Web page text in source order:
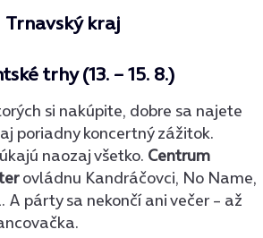
Trnavský kraj
trhy (13. – 15. 8.)
si nakúpite, dobre sa najete
poriadny koncertný zážitok.
naozaj všetko. Centrum
ovládnu Kandráčovci, No Name,
párty sa nekončí ani večer – až